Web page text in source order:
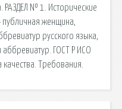
РАЗДЕЛ № 1. Исторические
женщина,
русского языка,
ГОСТ Р ИСО
Требования.